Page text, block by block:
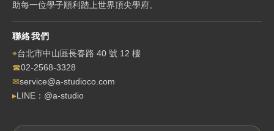
助每一位學子順利踏上世界頂尖學府。
聯絡我們
⌖台北市中山區長春路 40 號 12 樓
☎02-2568-3328
✉service@a-studioco.com
▸LINE：@a-studio